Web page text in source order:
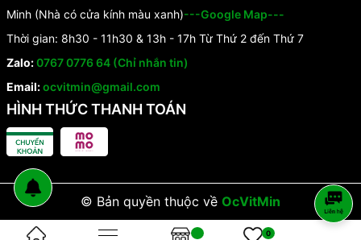
Minh (Nhà có cửa kính màu xanh)---Google Map---
Thời gian: 8h30 - 11h30 & 13h - 17h Từ Thứ 2 đến Thứ 7
Zalo:0767 0776 64 (Chỉ nhắn tin)
Email:ocvitmin@gmail.com
HÌNH THỨC THANH TOÁN
© Bản quyền thuộc về OcVitMin
0